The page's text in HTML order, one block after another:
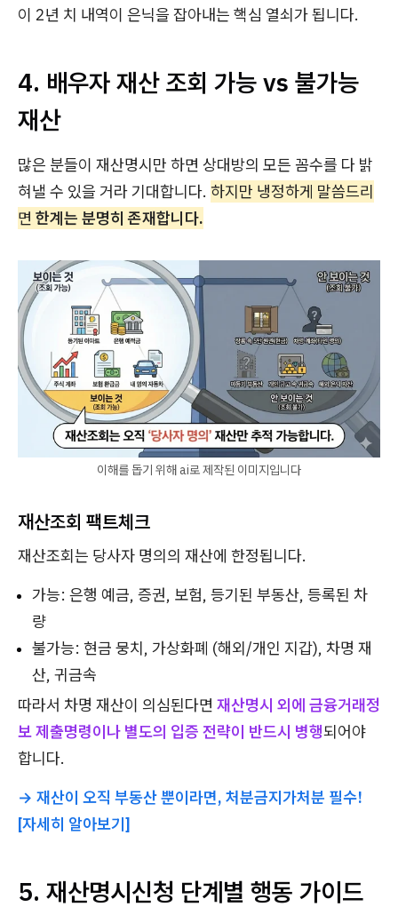
이 2년 치 내역이 은닉을 잡아내는 핵심 열쇠가 됩니다.
4. 배우자 재산 조회 가능 vs 불가능
재산
많은 분들이 재산명시만 하면 상대방의 모든 꼼수를 다 밝
혀낼 수 있을 거라 기대합니다. 하지만 냉정하게 말씀드리
면 한계는 분명히 존재합니다.
이해를 돕기 위해 ai로 제작된 이미지입니다
재산조회 팩트체크
재산조회는 당사자 명의의 재산에 한정됩니다.
가능: 은행 예금, 증권, 보험, 등기된 부동산, 등록된 차
량
불가능: 현금 뭉치, 가상화폐 (해외/개인 지갑), 차명 재
산, 귀금속
따라서 차명 재산이 의심된다면 재산명시 외에 금융거래정
보 제출명령이나 별도의 입증 전략이 반드시 병행되어야
합니다.
→ 재산이 오직 부동산 뿐이라면, 처분금지가처분 필수!
[자세히 알아보기]
5. 재산명시신청 단계별 행동 가이드